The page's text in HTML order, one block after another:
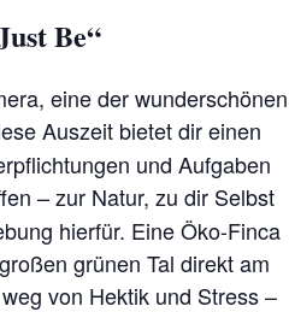
Be“
eine der wunderschönen
Auszeit bietet dir einen
und Aufgaben
– zur Natur, zu dir Selbst
hierfür. Eine Öko-Finca
grünen Tal direkt am
von Hektik und Stress –